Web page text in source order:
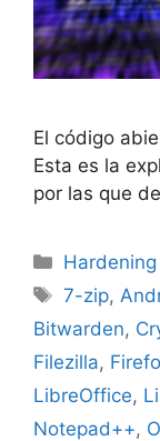
El código
Esta es la
por las que
Categorías
Hardening
Etiquetas
7-zip,
Bitwarden,
Filezilla,
LibreOffice,
Notepad++,